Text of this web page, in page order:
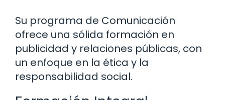
Su programa de Comunicación
ofrece una sólida formación en
publicidad y relaciones públicas, con
un enfoque en la ética y la
responsabilidad social.